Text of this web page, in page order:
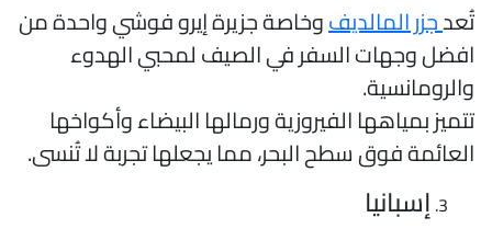
جزر المالديفوخاصة جزيرة إيرو فوشي واحدة من
وجهات السفر في الصيف لمحبي الهدوء
بمياهها الفيروزية ورمالها البيضاء وأكواخها
فوق سطح البحر، مما يجعلها تجربة لا تُنسى.
إسبانيا